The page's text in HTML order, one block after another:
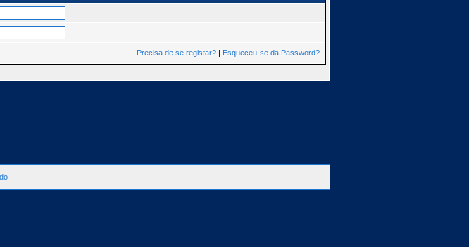
Precisa de se registar? | Esqueceu-se da Password?